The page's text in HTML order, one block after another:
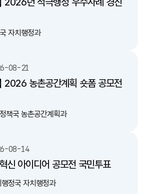
자치행정과
08-21
2026 농촌공간계획 숏폼 공모전
책국 농촌공간계획과
08-14
혁신 아이디어 공모전 국민투표
정국 자치행정과